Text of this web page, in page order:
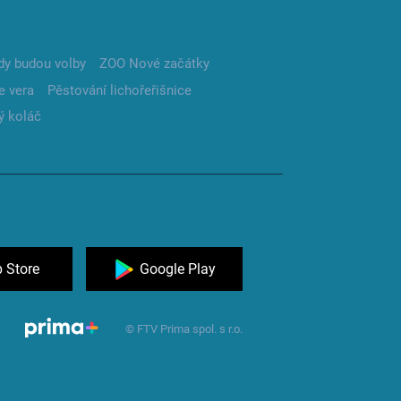
budou volby
ZOO Nové začátky
vera
Pěstování lichořeřišnice
koláč
Store Google Play
© FTV Prima spol. s r.o.